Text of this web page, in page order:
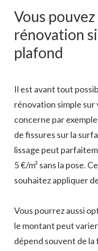
Vous
rénovation
plafond
Il est avant tout
rénovation simple
concerne par
de fissures sur la
lissage peut
5 €/m² sans la pose.
souhaitez appliquer
Vous pourrez aussi
le montant peut
dépend souvent de